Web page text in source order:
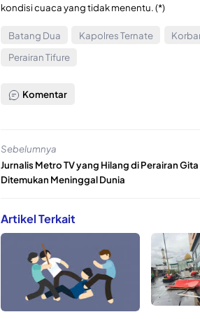
kondisi cuaca yang tidak menentu. (*)
Batang Dua Kapolres Ternate
Perairan Tifure
Komentar
Sebelumnya
Jurnalis Metro TV yang Hilang di Perairan Gita
Ditemukan Meninggal Dunia
Artikel Terkait